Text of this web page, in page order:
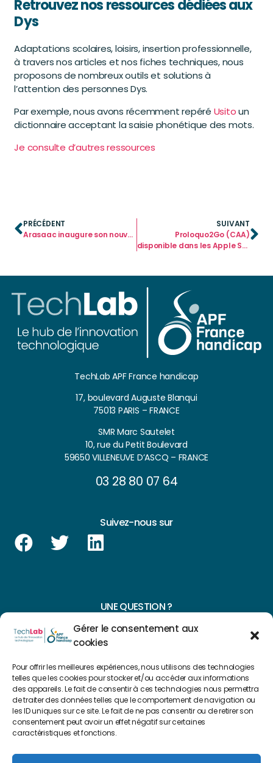
Gérer le consentement aux
cookies
Pour offrir les meilleures expériences, nous utilisons des technologies
telles que les cookies pour stocker et/ou accéder aux informations
des appareils. Le fait de consentir à ces technologies nous permettra
de traiter des données telles que le comportement de navigation ou
les ID uniques sur ce site. Le fait de ne pas consentir ou de retirer son
consentement peut avoir un effet négatif sur certaines
caractéristiques et fonctions.
Retrouvez nos ressources dédiées aux
Dys
Adaptations scolaires, loisirs, insertion professionnelle,
à travers nos articles et nos fiches techniques, nous
proposons de nombreux outils et solutions à
l’attention des personnes Dys.
Par exemple, nous avons récemment repéré Usitoun
dictionnaire acceptant la saisie phonétique des mots.
Je consulte d’autres ressources
PRÉCÉDENT
Arasaac inaugure son nouveau site
SUIVANT
Proloquo2Go (CAA)
disponible dans les Apple Store !
TechLab APF France handicap
17, boulevard Auguste Blanqui
75013 PARIS – FRANCE
SMR Marc Sautelet
10, rue du Petit Boulevard
59650 VILLENEUVE D’ASCQ – FRANCE
03 28 80 07 64
Suivez-nous sur
UNE QUESTION ?
CONTACTEZ-NOUS
NAVIGUER SUR NOTRE SITE
Plan du site
FAIRE UN DON